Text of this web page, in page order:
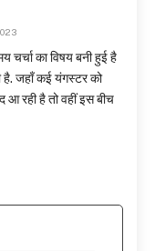
चर्चा का विषय बनी हुई है
है. जहाँ कई यंगस्टर को
आ रही है तो वहीं इस बीच